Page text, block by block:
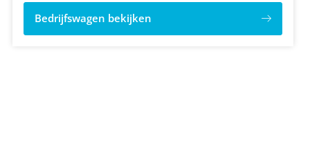
Bedrijfswagen bekijken